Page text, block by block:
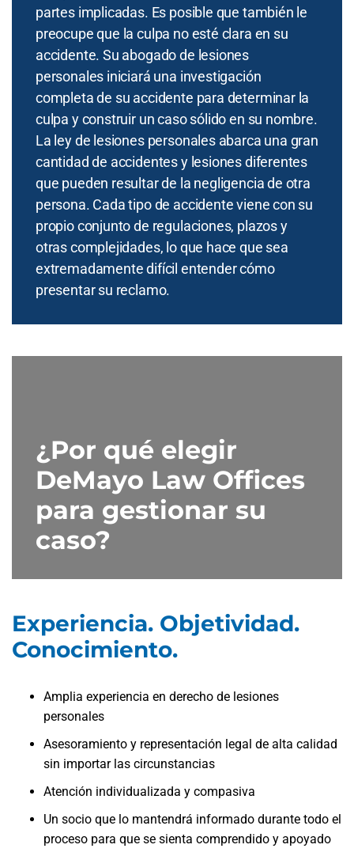
partes implicadas. Es posible que también le
preocupe que la culpa no esté clara en su
accidente. Su abogado de lesiones
personales iniciará una investigación
completa de su accidente para determinar la
culpa y construir un caso sólido en su nombre.
La ley de lesiones personales abarca una gran
cantidad de accidentes y lesiones diferentes
que pueden resultar de la negligencia de otra
persona. Cada tipo de accidente viene con su
propio conjunto de regulaciones, plazos y
otras complejidades, lo que hace que sea
extremadamente difícil entender cómo
presentar su reclamo.
¿Por qué elegir
DeMayo Law Offices
para gestionar su
caso?
Experiencia. Objetividad.
Conocimiento.
Amplia experiencia en derecho de lesiones
personales
Asesoramiento y representación legal de alta calidad
sin importar las circunstancias
Atención individualizada y compasiva
Un socio que lo mantendrá informado durante todo el
proceso para que se sienta comprendido y apoyado